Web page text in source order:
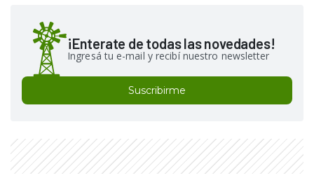
¡Enterate de todas las novedades!
Ingresá tu e-mail y recibí nuestro newsletter
Suscribirme